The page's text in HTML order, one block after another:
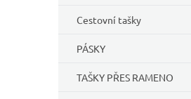
Cestovní tašky
PÁSKY
TAŠKY PŘES RAMENO